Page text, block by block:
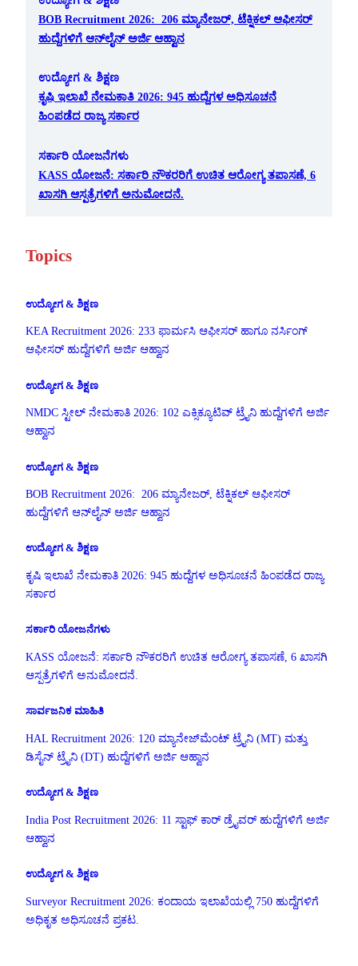
BOB Recruitment 2026: 206 ಮ್ಯಾನೇಜರ್, ಟೆಕ್ನಿಕಲ್ ಆಫೀಸರ್
ಹುದ್ದೆಗಳಿಗೆ ಆನ್‌ಲೈನ್ ಅರ್ಜಿ ಆಹ್ವಾನ
ಉದ್ಯೋಗ & ಶಿಕ್ಷಣ
ಕೃಷಿ ಇಲಾಖೆ ನೇಮಕಾತಿ 2026: 945 ಹುದ್ದೆಗಳ ಅಧಿಸೂಚನೆ
ಹಿಂಪಡೆದ ರಾಜ್ಯ ಸರ್ಕಾರ
ಸರ್ಕಾರಿ ಯೋಜನೆಗಳು
KASS ಯೋಜನೆ: ಸರ್ಕಾರಿ ನೌಕರರಿಗೆ ಉಚಿತ ಆರೋಗ್ಯ ತಪಾಸಣೆ, 6
ಖಾಸಗಿ ಆಸ್ಪತ್ರೆಗಳಿಗೆ ಅನುಮೋದನೆ.
Topics
ಉದ್ಯೋಗ & ಶಿಕ್ಷಣ
KEA Recruitment 2026: 233 ಫಾರ್ಮಸಿ ಆಫೀಸರ್ ಹಾಗೂ ನರ್ಸಿಂಗ್
ಆಫೀಸರ್ ಹುದ್ದೆಗಳಿಗೆ ಅರ್ಜಿ ಆಹ್ವಾನ
ಉದ್ಯೋಗ & ಶಿಕ್ಷಣ
NMDC ಸ್ಟೀಲ್ ನೇಮಕಾತಿ 2026: 102 ಎಕ್ಸಿಕ್ಯೂಟಿವ್ ಟ್ರೈನಿ ಹುದ್ದೆಗಳಿಗೆ ಅರ್ಜಿ
ಆಹ್ವಾನ
ಉದ್ಯೋಗ & ಶಿಕ್ಷಣ
BOB Recruitment 2026: 206 ಮ್ಯಾನೇಜರ್, ಟೆಕ್ನಿಕಲ್ ಆಫೀಸರ್
ಹುದ್ದೆಗಳಿಗೆ ಆನ್‌ಲೈನ್ ಅರ್ಜಿ ಆಹ್ವಾನ
ಉದ್ಯೋಗ & ಶಿಕ್ಷಣ
ಕೃಷಿ ಇಲಾಖೆ ನೇಮಕಾತಿ 2026: 945 ಹುದ್ದೆಗಳ ಅಧಿಸೂಚನೆ ಹಿಂಪಡೆದ ರಾಜ್ಯ
ಸರ್ಕಾರ
ಸರ್ಕಾರಿ ಯೋಜನೆಗಳು
KASS ಯೋಜನೆ: ಸರ್ಕಾರಿ ನೌಕರರಿಗೆ ಉಚಿತ ಆರೋಗ್ಯ ತಪಾಸಣೆ, 6 ಖಾಸಗಿ
ಆಸ್ಪತ್ರೆಗಳಿಗೆ ಅನುಮೋದನೆ.
ಸಾರ್ವಜನಿಕ ಮಾಹಿತಿ
HAL Recruitment 2026: 120 ಮ್ಯಾನೇಜ್‌ಮೆಂಟ್ ಟ್ರೈನಿ (MT) ಮತ್ತು
ಡಿಸೈನ್ ಟ್ರೈನಿ (DT) ಹುದ್ದೆಗಳಿಗೆ ಅರ್ಜಿ ಆಹ್ವಾನ
ಉದ್ಯೋಗ & ಶಿಕ್ಷಣ
India Post Recruitment 2026: 11 ಸ್ಟಾಫ್ ಕಾರ್ ಡ್ರೈವರ್ ಹುದ್ದೆಗಳಿಗೆ ಅರ್ಜಿ
ಆಹ್ವಾನ
ಉದ್ಯೋಗ & ಶಿಕ್ಷಣ
Surveyor Recruitment 2026: ಕಂದಾಯ ಇಲಾಖೆಯಲ್ಲಿ 750 ಹುದ್ದೆಗಳಿಗೆ
ಅಧಿಕೃತ ಅಧಿಸೂಚನೆ ಪ್ರಕಟ.